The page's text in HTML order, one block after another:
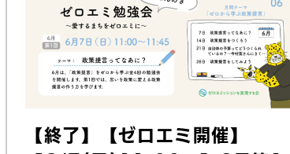
【終了】【ゼロエミ開催】